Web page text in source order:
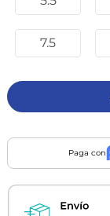
7.5
Paga con